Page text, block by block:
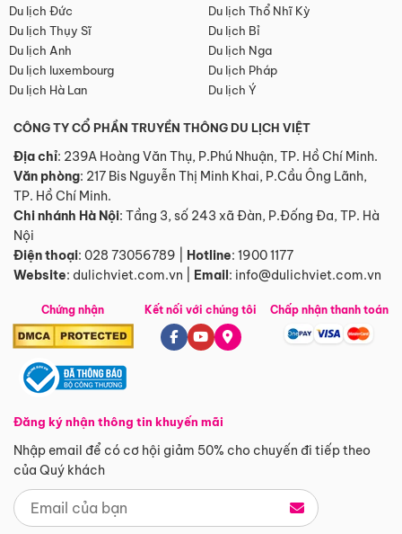
Du lịch Đức
Du lịch Thổ Nhĩ Kỳ
Du lịch Thụy Sĩ
Du lịch Bỉ
Du lịch Anh
Du lịch Nga
Du lịch luxembourg
Du lịch Pháp
Du lịch Hà Lan
Du lịch Ý
CÔNG TY CỔ PHẦN TRUYỀN THÔNG DU LỊCH VIỆT
Địa chỉ: 239A Hoàng Văn Thụ, P.Phú Nhuận, TP. Hồ Chí Minh.
Văn phòng: 217 Bis Nguyễn Thị Minh Khai, P.Cầu Ông Lãnh,
TP. Hồ Chí Minh.
Chi nhánh Hà Nội: Tầng 3, số 243 xã Đàn, P.Đống Đa, TP. Hà
Nội
Điện thoại: 028 73056789 Hotline: 1900 1177
Website: dulichviet.com.vn Email: info@dulichviet.com.vn
Chứng nhận
Đăng ký nhận thông tin khuyến mãi
Nhập email để có cơ hội giảm 50% cho chuyến đi tiếp theo
của Quý khách
Kết nối với chúng tôi Chấp nhận thanh toán